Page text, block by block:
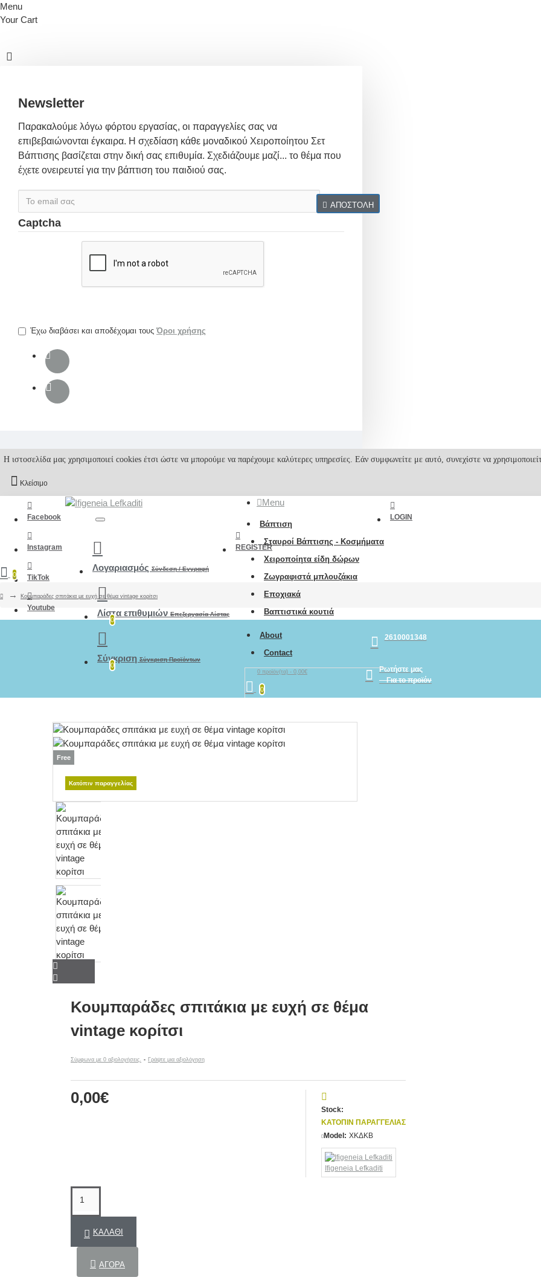
Menu
Your Cart
Newsletter
Παρακαλούμε λόγω φόρτου εργασίας, οι παραγγελίες σας να
επιβεβαιώνονται έγκαιρα. Η σχεδίαση κάθε μοναδικού Χειροποίητου Σετ
Βάπτισης βασίζεται στην δική σας επιθυμία. Σχεδιάζουμε μαζί... το θέμα που
έχετε ονειρευτεί για την βάπτιση του παιδιού σας.
ΑΠΟΣΤΟΛΉ
Captcha
Έχω διαβάσει και αποδέχομαι τους Όροι χρήσης
Η ιστοσελίδα μας χρησιμοποιεί cookies έτσι ώστε να μπορούμε να παρέχουμε καλύτερες υπηρεσίες. Εάν συμφωνείτε με αυτό, συνεχίστε να
Κλείσιμο
Facebook
Instagram
TikTok
Youtube
Λογαριασμός Σύνδεση / Εγγραφή
Λίστα επιθυμιών Επεξεργασία Λίστας
0
Σύγκριση Σύγκριση Προϊόντων
0
Menu
Βάπτιση
Σταυροί Βάπτισης - Κοσμήματα
Χειροποίητα είδη δώρων
Ζωγραφιστά μπλουζάκια
Εποχιακά
Βαπτιστικά κουτιά
About
Contact
0 προϊόν(τα) - 0,00€
0
LOGIN
REGISTER
0
Κουμπαράδες σπιτάκια με ευχή σε θέμα vintage κορίτσι
2610001348
Ρωτήστε μας
Για το προϊόν
Free
Κατόπιν παραγγελίας
Κουμπαράδες σπιτάκια με ευχή σε θέμα
vintage κορίτσι
Σύμφωνα με 0 αξιολογήσεις. - Γράψτε μια αξιολόγηση
0,00€
Stock:
ΚΑΤΌΠΙΝ ΠΑΡΑΓΓΕΛΊΑΣ
Model: ΧΚΔΚΒ
Ifigeneia Lefkaditi
ΚΑΛΆΘΙ
ΑΓΟΡΆ